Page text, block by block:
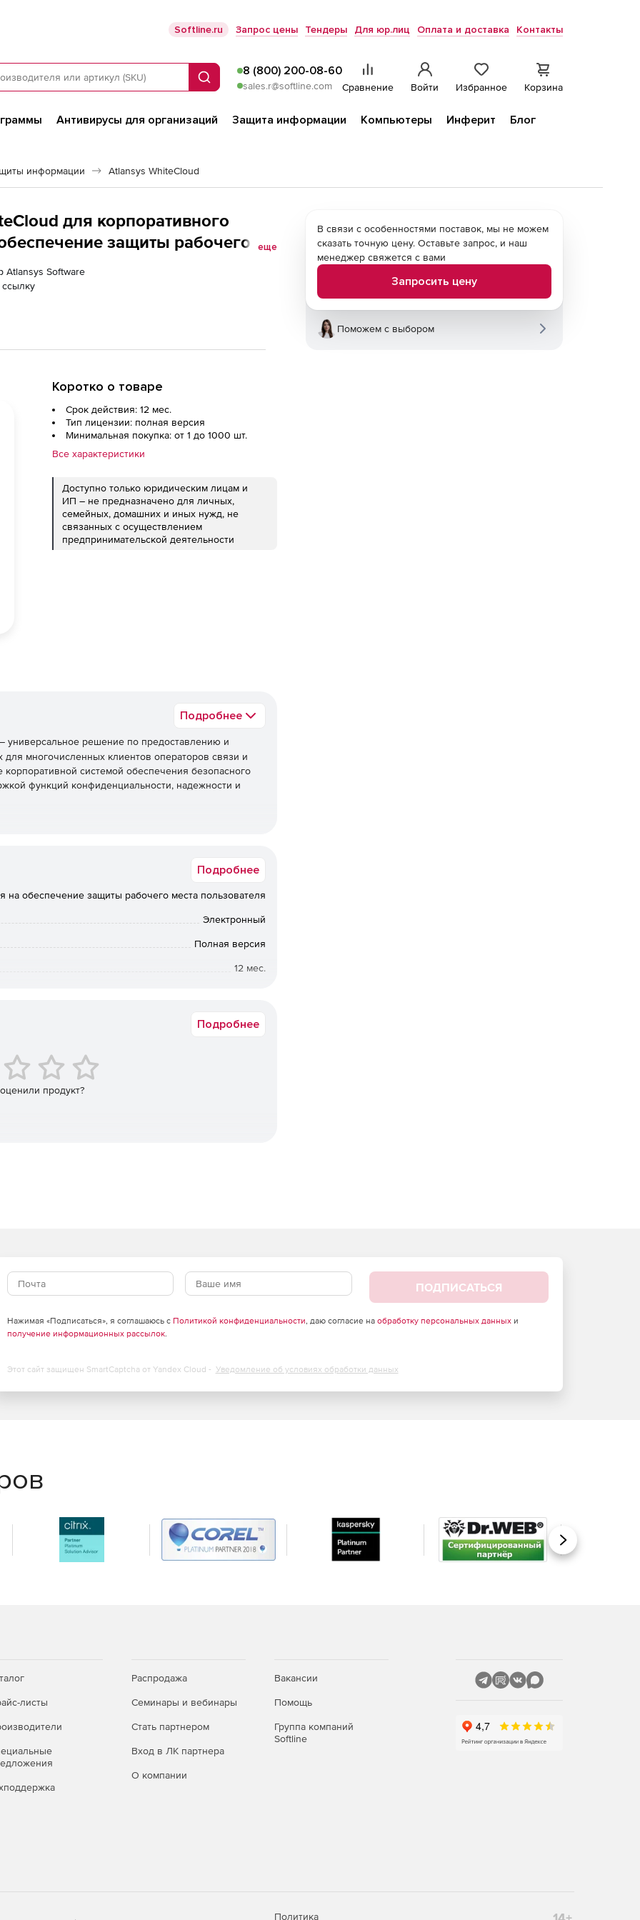
Softline.ru Запрос цены Тендеры Для юр.лиц Оплата и доставка Контакты
Поиск
8 (800) 200-08-60
sales.r@softline.com Сравнение Войти Избранное Корзина
Антивирусы для организаций Защита информации Компьютеры Инферит
Блог
информации Atlansys WhiteCloud
для корпоративного
защиты рабочего
1 - 10000 лицензий
еще
Atlansys Software
Коротко о товаре
Срок действия: 12 мес.
Тип лицензии: полная версия
Минимальная покупка: от 1 до 1000 шт.
Все характеристики
Доступно только юридическим лицам и
ИП – не предназначено для личных,
семейных, домашних и иных нужд, не
связанных с осуществлением
предпринимательской деятельности
Подробнее
– универсальное решение по предоставлению и
многочисленных клиентов операторов связи и
системой обеспечения безопасного
функций конфиденциальности, надежности и
затрат.
Подробнее
на обеспечение защиты рабочего места пользователя
Электронный
Полная версия
12 мес.
Подробнее
продукт?
В связи с особенностями поставок, мы не можем
сказать точную цену. Оставьте запрос, и наш
менеджер свяжется с вами
Запросить цену
Поможем с выбором
ПОДПИСАТЬСЯ
Нажимая «Подписаться», я соглашаюсь с Политикой конфиденциальности, даю согласие на обработку персональных данныхи
получение информационных рассылок.
Этот сайт защищен SmartCaptcha от Yandex Cloud - Уведомление об условиях обработки данных
Вперед
листы
Распродажа
Семинары и вебинары
Стать партнером
Вход в ЛК партнера
О компании
Вакансии
Помощь
Группа компаний
Softline
Политика